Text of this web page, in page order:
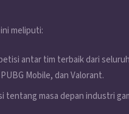
meliputi:
antar tim terbaik dari
Mobile, dan Valorant.
tentang masa depan industri